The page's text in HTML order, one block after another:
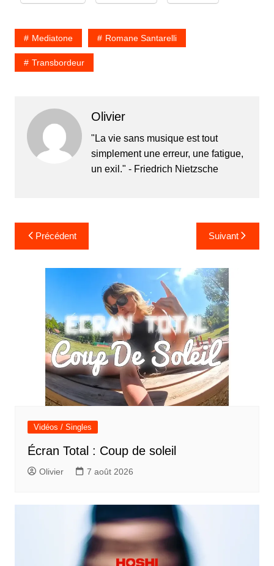
Mediatone Romane Santarelli
Transbordeur
Olivier
"La vie sans musique est tout
simplement une erreur, une fatigue,
un exil." - Friedrich Nietzsche
Navigation
de
l’article
Précédent Suivant
Vidéos / Singles
Écran Total : Coup de soleil
Olivier 7 août 2026